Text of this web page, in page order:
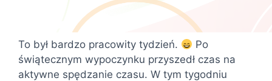
To był bardzo pracowity tydzień.
Po
świątecznym wypoczynku przyszedł czas na
aktywne spędzanie czasu. W tym tygodniu